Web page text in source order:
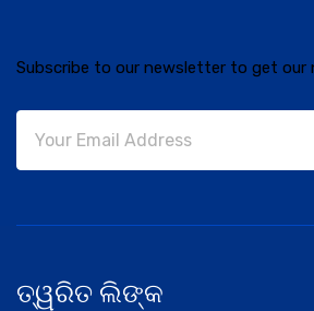
Subscribe to our newsletter to get
ତ୍ୱରିତ ଲିଙ୍କ